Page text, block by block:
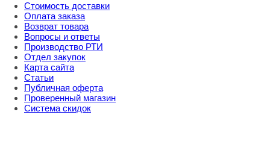
Стоимость доставки
Оплата заказа
Возврат товара
Вопросы и ответы
Производство РТИ
Отдел закупок
Карта сайта
Статьи
Публичная оферта
Проверенный магазин
Система скидок